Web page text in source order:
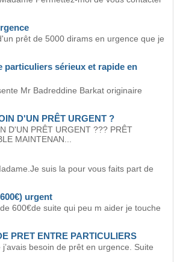
prêt de 5000 dirams en urgence que je
particuliers sérieux et rapide en
Mr Badreddine Barkat originaire
D'UN PRÊT URGENT ?
D'UN PRÊT URGENT ??? PRÊT
MAINTENAN...
suis la pour vous faits part de
urgent
600€de suite qui peu m aider je touche
PRET ENTRE PARTICULIERS
j’avais besoin de prêt en urgence. Suite